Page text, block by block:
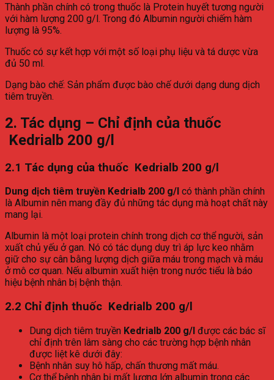
Thành phần chính có trong thuốc là Protein huyết tương người
với hàm lượng 200 g/l. Trong đó Albumin người chiếm hàm
lượng là 95%.
Thuốc có sự kết hợp với một số loại phụ liệu và tá dược vừa
đủ 50 ml.
Dạng bào chế: Sản phẩm được bào chế dưới dạng dung dịch
tiêm truyền.
2. Tác dụng – Chỉ định của thuốc
Kedrialb 200 g/l
2.1 Tác dụng của thuốc Kedrialb 200 g/l
Dung dịch tiêm truyền Kedrialb 200 g/l có thành phần chính
là Albumin nên mang đầy đủ những tác dụng mà hoạt chất này
mang lại.
Albumin là một loại protein chính trong dịch cơ thể người, sản
xuất chủ yếu ở gan. Nó có tác dụng duy trì áp lực keo nhằm
giữ cho sự cân bằng lượng dịch giữa máu trong mạch và máu
ở mô cơ quan. Nếu albumin xuất hiện trong nước tiểu là báo
hiệu bệnh nhân bị bệnh thận.
2.2 Chỉ định thuốc Kedrialb 200 g/l
Dung dịch tiêm truyền Kedrialb 200 g/l được các bác sĩ
chỉ định trên lâm sàng cho các trường hợp bệnh nhân
được liệt kê dưới đây:
Bệnh nhân suy hô hấp, chấn thương mất máu.
Cơ thể bệnh nhân bị mất lượng lớn albumin trong các